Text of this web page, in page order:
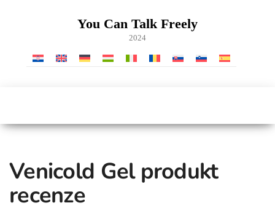
You Can Talk Freely
2024
Venicold Gel produkt
recenze